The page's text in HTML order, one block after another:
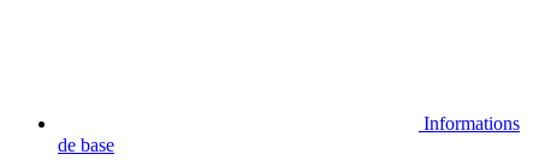
Informations
de base